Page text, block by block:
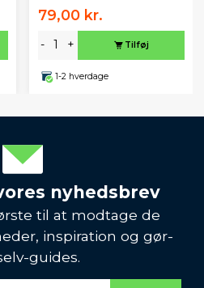
79,00 kr.
- + Tilføj
1-2 hverdage
nyhedsbrev
til at modtage de
inspiration og gør-
guides.